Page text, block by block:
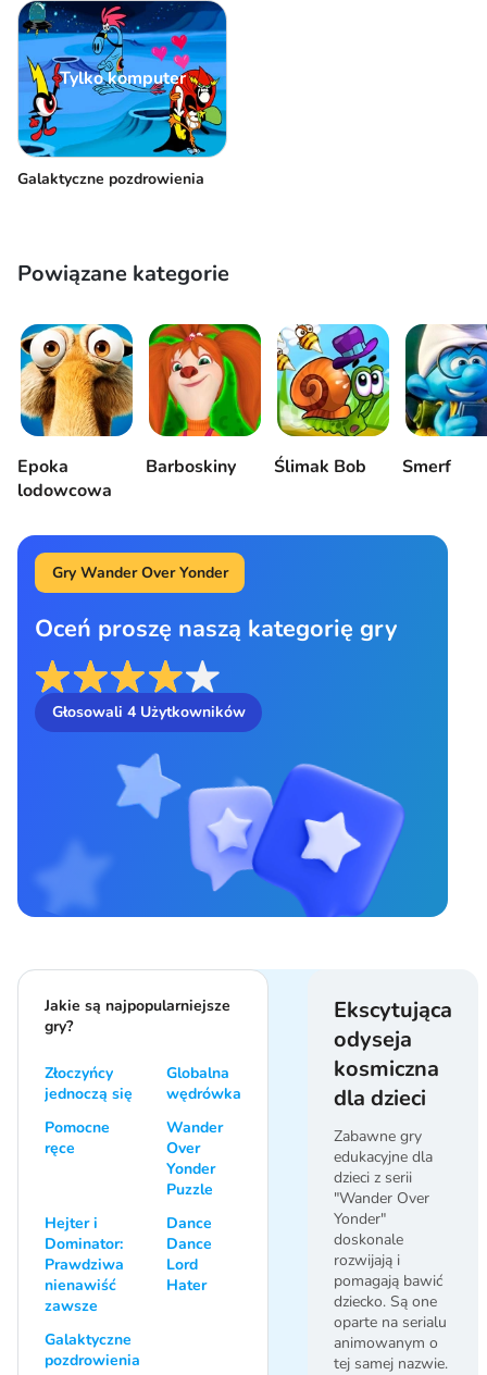
Tylko komputer
Galaktyczne pozdrowienia
Powiązane kategorie
Epoka
lodowcowa
Barboskiny Ślimak Bob Smerf
Gry Wander Over Yonder
Oceń proszę naszą kategorię gry
Głosowali 4Użytkowników
Ekscytująca
odyseja
kosmiczna
dla dzieci
Zabawne gry
edukacyjne dla
dzieci z serii
"Wander Over
Yonder"
doskonale
rozwijają i
pomagają bawić
dziecko. Są one
oparte na serialu
animowanym o
tej samej nazwie.
Jakie są najpopularniejsze
gry?
Złoczyńcy
jednoczą się
Globalna
wędrówka
Pomocne
ręce
Wander
Over
Yonder
Puzzle
Hejter i
Dominator:
Prawdziwa
nienawiść
zawsze
Dance
Dance
Lord
Hater
Galaktyczne
pozdrowienia